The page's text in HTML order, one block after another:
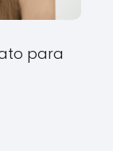
para